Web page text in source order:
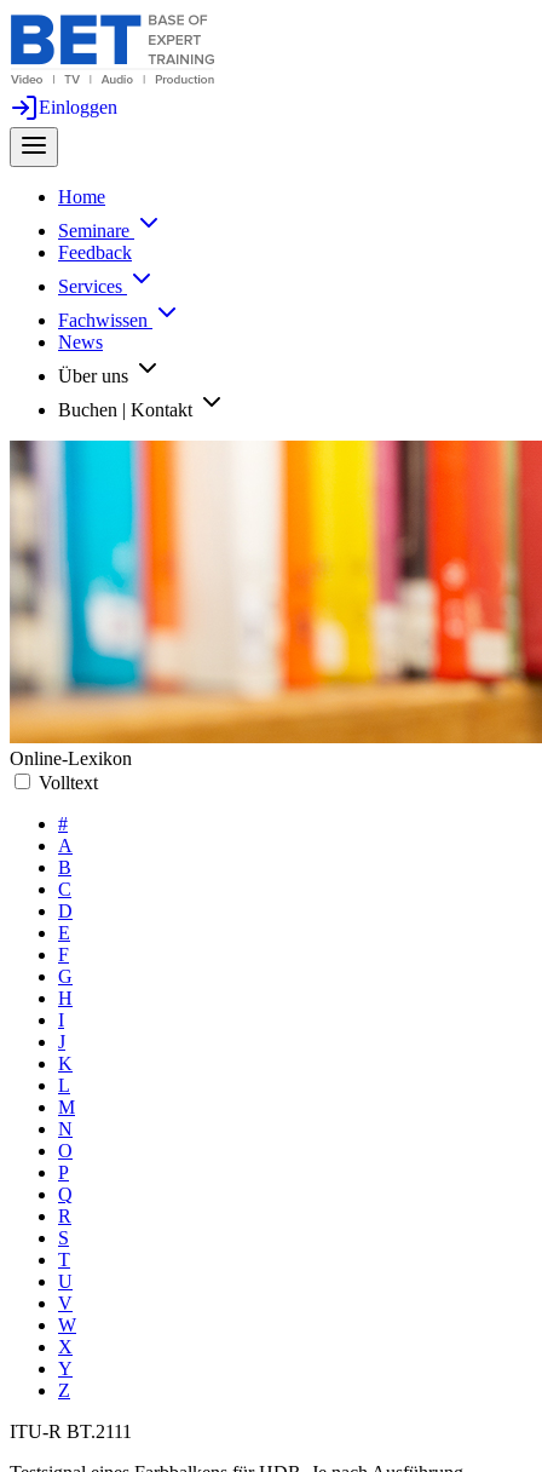
Einloggen
Home
Seminare
Feedback
Services
Fachwissen
News
Über uns
Buchen | Kontakt
Online-Lexikon
Volltext
#
A
B
C
D
E
F
G
H
I
J
K
L
M
N
O
P
Q
R
S
T
U
V
W
X
Y
Z
ITU-R BT.2111